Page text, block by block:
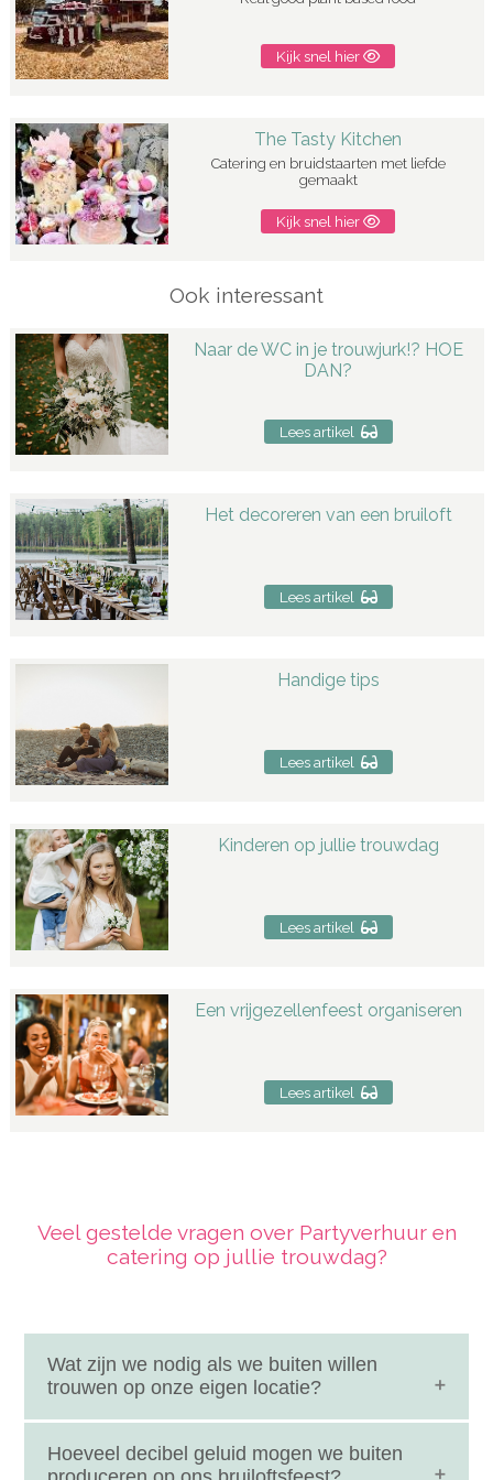
Kijk snel hier
The Tasty Kitchen
Catering en bruidstaarten met liefde
gemaakt
Kijk snel hier
Ook interessant
Naar de WC in je trouwjurk!? HOE
DAN?
Lees artikel
Het decoreren van een bruiloft
Lees artikel
Handige tips
Lees artikel
Kinderen op jullie trouwdag
Lees artikel
Een vrijgezellenfeest organiseren
Lees artikel
Veel gestelde vragen over Partyverhuur en
catering op jullie trouwdag?
Wat zijn we nodig als we buiten willen
trouwen op onze eigen locatie?
Als je buiten gaat trouwen en ook de bruiloft gaat
vieren dan moet je zeker wel een aantal zaken
Hoeveel decibel geluid mogen we buiten